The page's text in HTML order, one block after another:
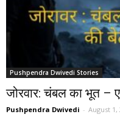
Pushpendra Dwivedi Stories
जोरवार: चंबल का भूत –
Pushpendra Dwivedi - August 1,